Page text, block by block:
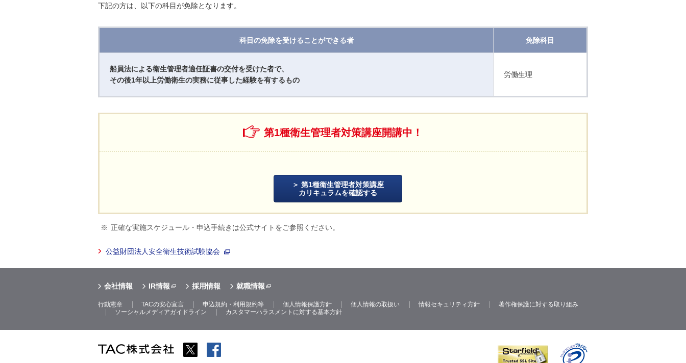
下記の方は、以下の科目が免除となります。
科目の免除を受けることができる者 免除科目
船員法による衛生管理者適任証書の交付を受けた者で、
その後1年以上労働衛生の実務に従事した経験を有するもの
労働生理
第1種衛生管理者対策講座開講中！
第1種衛生管理者対策講座
カリキュラムを確認する
正確な実施スケジュール・申込手続きは公式サイトをご参照ください。
公益財団法人安全衛生技術試験協会
会社情報 IR情報 採用情報 就職情報
行動憲章 TACの安心宣言 申込規約・利用規約等 個人情報保護方針 個人情報の取扱い 情報セキュリティ方針
著作権保護に対する取り組み
ソーシャルメディアガイドライン
カスタマーハラスメントに対する基本方針